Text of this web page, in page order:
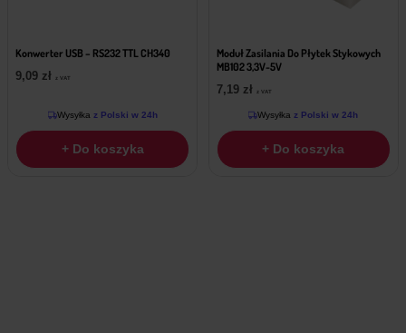
Konwerter USB – RS232 TTL CH340
9,09 zł z VAT
Wysyłka z Polski w 24h
+ Do koszyka
Moduł Zasilania Do Płytek Stykowych
MB102 3,3V-5V
7,19 zł z VAT
Wysyłka z Polski w 24h
+ Do koszyka